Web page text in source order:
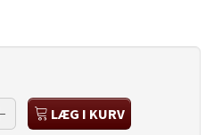
LÆG I KURV